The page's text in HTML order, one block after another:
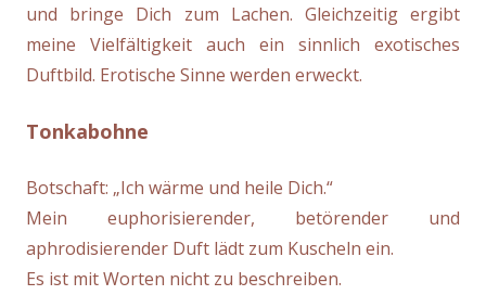
und bringe Dich zum Lachen. Gleichzeitig ergibt
meine Vielfältigkeit auch ein sinnlich exotisches
Duftbild. Erotische Sinne werden erweckt.
Tonkabohne
Botschaft: „Ich wärme und heile Dich.“
Mein euphorisierender, betörender und
aphrodisierender Duft lädt zum Kuscheln ein.
Es ist mit Worten nicht zu beschreiben.